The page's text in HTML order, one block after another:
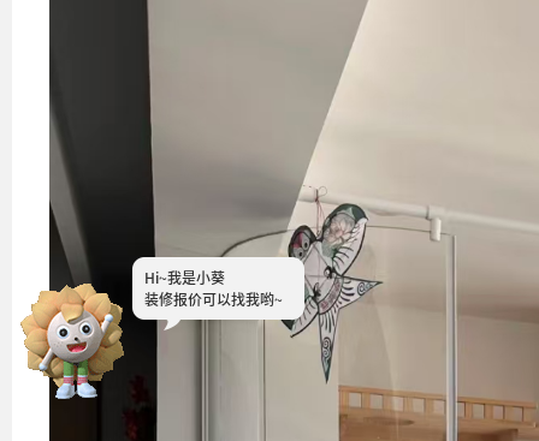
Hi~我是小葵
装修报价可以找我哟~